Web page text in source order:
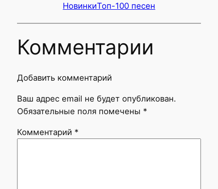
НовинкиТоп-100 песен
Комментарии
Добавить комментарий
Ваш адрес email не будет опубликован.
Обязательные поля помечены *
Комментарий *